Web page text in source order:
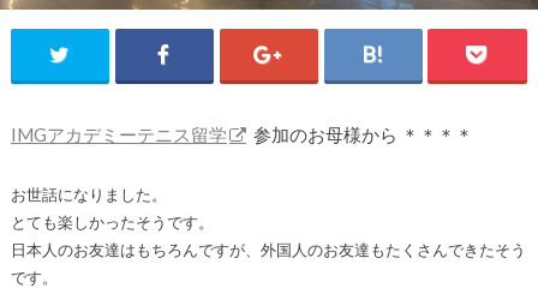
IMGアカデミーテニス留学 参加のお母様から ＊＊＊＊
お世話になりました。
とても楽しかったそうです。
日本人のお友達はもちろんですが、 外国人のお友達もたくさんできたそう
です。